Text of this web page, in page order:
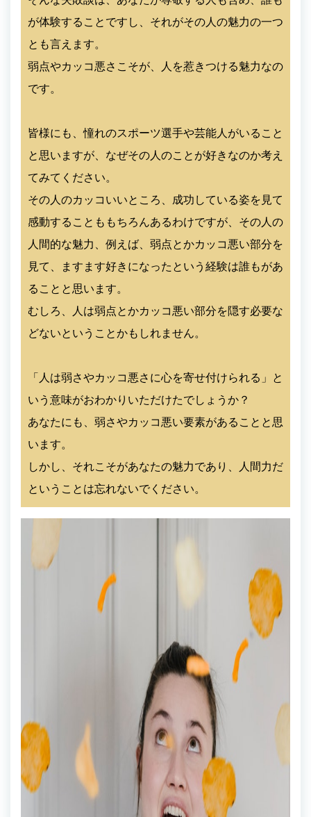
が体験することですし、それがその人の魅力の一つ
とも言えます。
弱点やカッコ悪さこそが、人を惹きつける魅力なの
です。
皆様にも、憧れのスポーツ選手や芸能人がいること
と思いますが、なぜその人のことが好きなのか考え
てみてください。
その人のカッコいいところ、成功している姿を見て
感動することももちろんあるわけですが、その人の
人間的な魅力、例えば、弱点とかカッコ悪い部分を
見て、ますます好きになったという経験は誰もがあ
ることと思います。
むしろ、人は弱点とかカッコ悪い部分を隠す必要な
どないということかもしれません。
「人は弱さやカッコ悪さに心を寄せ付けられる」と
いう意味がおわかりいただけたでしょうか？
あなたにも、弱さやカッコ悪い要素があることと思
います。
しかし、それこそがあなたの魅力であり、人間力だ
ということは忘れないでください。